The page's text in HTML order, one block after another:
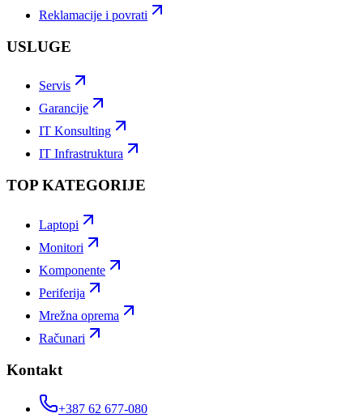
Reklamacije i povrati
USLUGE
Servis
Garancije
IT Konsulting
IT Infrastruktura
TOP KATEGORIJE
Laptopi
Monitori
Komponente
Periferija
Mrežna oprema
Računari
Kontakt
+387 62 677-080